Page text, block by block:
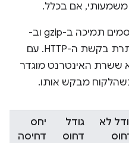
אם בכלל.
כל הדפדפנים המודרניים מפרסמים תמיכה ב-gzip וב-
כותרת בקשת ה-HTTP. עם
האינטרנט מוגדר
מבקש אותו.
לא
גודל
דחוס
יחס
דחיסה